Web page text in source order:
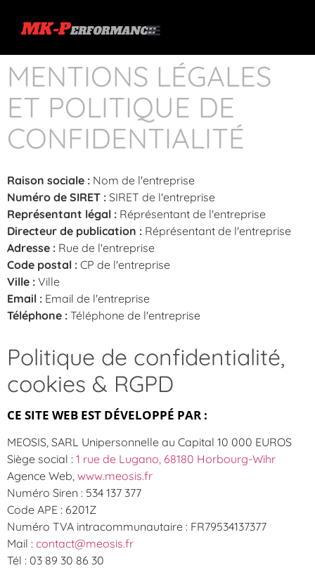
MENTIONS LÉGALES
ET POLITIQUE DE
CONFIDENTIALITÉ
Raison sociale : Nom de l'entreprise
Numéro de SIRET : SIRET de l'entreprise
Représentant légal : Réprésentant de l'entreprise
Directeur de publication : Réprésentant de l'entreprise
Adresse : Rue de l'entreprise
Code postal : CP de l'entreprise
Ville : Ville
Email : Email de l'entreprise
Téléphone : Téléphone de l'entreprise
Politique de confidentialité,
cookies & RGPD
CE SITE WEB EST DÉVELOPPÉ PAR :
MEOSIS, SARL Unipersonnelle au Capital 10 000 EUROS
Siège social : 1 rue de Lugano, 68180 Horbourg-Wihr
Agence Web, www.meosis.fr
Numéro Siren : 534 137 377
Code APE : 6201Z
Numéro TVA intracommunautaire : FR79534137377
Mail : contact@meosis.fr
Tél : 03 89 30 86 30